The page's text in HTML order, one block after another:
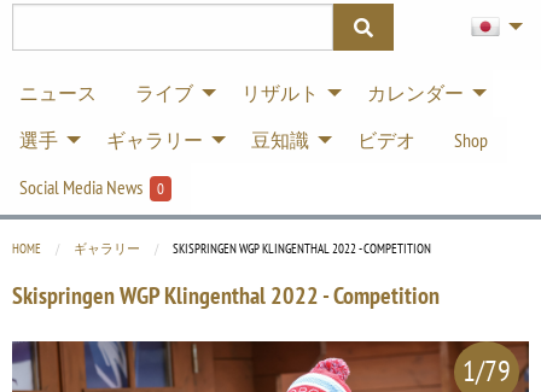
ニュース ライブ リザルト
カレンダー
選手
ギャラリー 豆知識 ビデオ
Shop
Social Media News
0
HOME ギャラリー CURRENT:
SKISPRINGEN WGP KLINGENTHAL 2022 - COMPETITION
Skispringen WGP Klingenthal 2022 - Competition
1/79